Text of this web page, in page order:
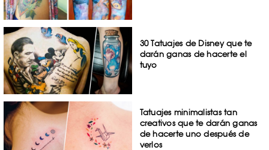
30 Tatuajes de Disney que te
darán ganas de hacerte el
tuyo
Tatuajes minimalistas tan
creativos que te darán ganas
de hacerte uno después de
verlos